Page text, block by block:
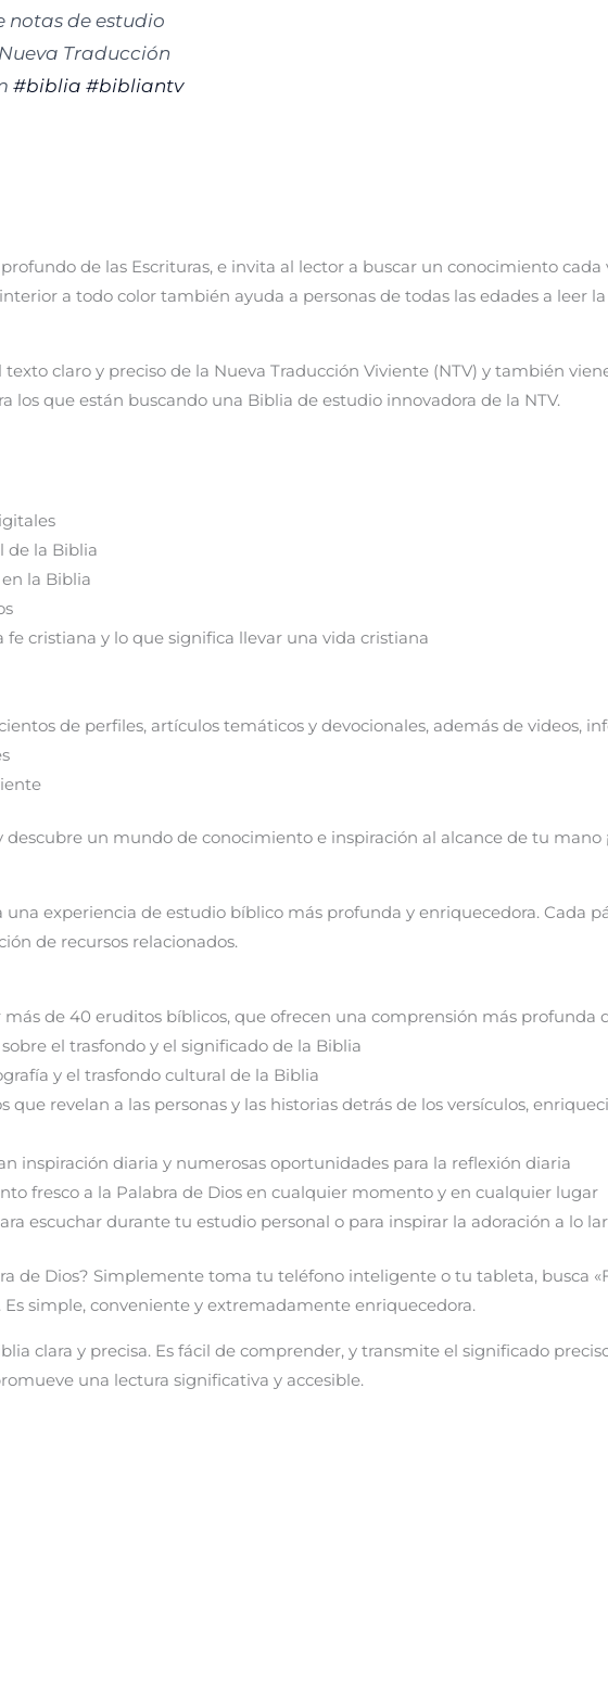
notas de estudio
Traducción
#biblia #bibliantv
de las Escrituras, e invita al lector a buscar un conocimiento cada
a todo color también ayuda a personas de todas las edades a leer
texto claro y preciso de la Nueva Traducción Viviente (NTV) y también
los que están buscando una Biblia de estudio innovadora de la NTV.
de la Biblia
la Biblia
fe cristiana y lo que significa llevar una vida cristiana
de perfiles, artículos temáticos y devocionales, además de videos,
descubre un mundo de conocimiento e inspiración al alcance de tu mano
una experiencia de estudio bíblico más profunda y enriquecedora. Cada
de recursos relacionados.
de 40 eruditos bíblicos, que ofrecen una comprensión más profunda
el trasfondo y el significado de la Biblia
y el trasfondo cultural de la Biblia
revelan a las personas y las historias detrás de los versículos,
inspiración diaria y numerosas oportunidades para la reflexión diaria
fresco a la Palabra de Dios en cualquier momento y en cualquier lugar
escuchar durante tu estudio personal o para inspirar la adoración a lo
de Dios? Simplemente toma tu teléfono inteligente o tu tableta, busca
simple, conveniente y extremadamente enriquecedora.
clara y precisa. Es fácil de comprender, y transmite el significado
una lectura significativa y accesible.